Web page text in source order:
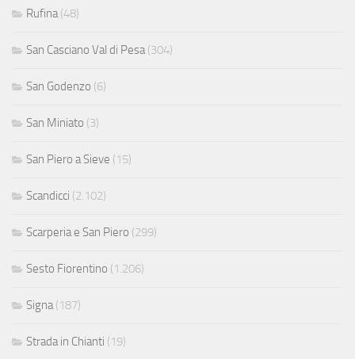
Rufina(48)
San Casciano Val di Pesa(304)
San Godenzo (6)
San Miniato (3)
San Piero a Sieve (15)
Scandicci (2.102)
Scarperia e San Piero (299)
Sesto Fiorentino (1.206)
Signa(187)
Strada in Chianti (19)